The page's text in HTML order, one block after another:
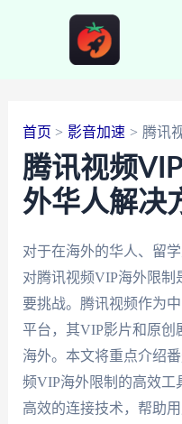
首页 影音加速 腾讯
腾讯视频
外华人解决
对于在海外的华人、留
对腾讯视频VIP海外限制
要挑战。腾讯视频作为
平台，其VIP影片和原创
海外。本文将重点介绍
频VIP海外限制的高效工
高效的连接技术，帮助